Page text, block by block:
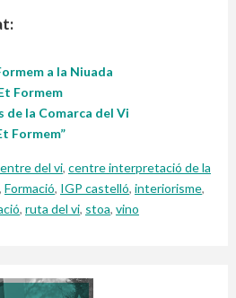
a la Niuada
Formem
la Comarca del Vi
Formem”
del vi, centre interpretació de la
, Formació, IGP castelló, interiorisme,
, ruta del vi, stoa, vino